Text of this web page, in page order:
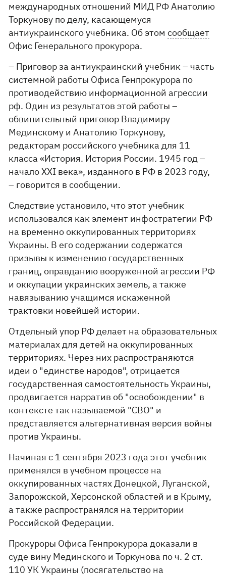
международных отношений МИД РФ Анатолию
Торкунову по делу, касающемуся
антиукраинского учебника. Об этомсообщает
Офис Генерального прокурора.
– Приговор за антиукраинский учебник – часть
системной работы Офиса Генпрокурора по
противодействию информационной агрессии
рф. Один из результатов этой работы –
обвинительный приговор Владимиру
Мединскому и Анатолию Торкунову,
редакторам российского учебника для 11
класса «История. История России. 1945 год –
начало XXI века», изданного в РФ в 2023 году,
– говорится в сообщении.
Следствие установило, что этот учебник
использовался как элемент инфостратегии РФ
на временно оккупированных территориях
Украины. В его содержании содержатся
призывы к изменению государственных
границ, оправданию вооруженной агрессии РФ
и оккупации украинских земель, а также
навязыванию учащимся искаженной
трактовки новейшей истории.
Отдельный упор РФ делает на образовательных
материалах для детей на оккупированных
территориях. Через них распространяются
идеи о "единстве народов", отрицается
государственная самостоятельность Украины,
продвигается нарратив об "освобождении" в
контексте так называемой "СВО" и
представляется альтернативная версия войны
против Украины.
Начиная с 1 сентября 2023 года этот учебник
применялся в учебном процессе на
оккупированных частях Донецкой, Луганской,
Запорожской, Херсонской областей и в Крыму,
а также распространялся на территории
Российской Федерации.
Прокуроры Офиса Генпрокурора доказали в
суде вину Мединского и Торкунова по ч. 2 ст.
110 УК Украины (посягательство на